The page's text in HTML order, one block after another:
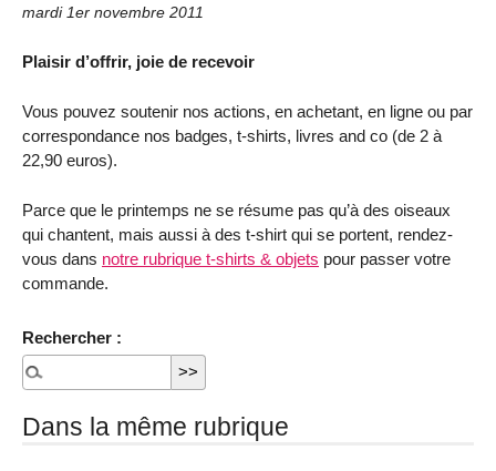
mardi 1er novembre 2011
Plaisir d’offrir, joie de recevoir
Vous pouvez soutenir nos actions, en achetant, en ligne ou par
correspondance nos badges, t-shirts, livres and co (de 2 à
22,90 euros).
Parce que le printemps ne se résume pas qu’à des oiseaux
qui chantent, mais aussi à des t-shirt qui se portent, rendez-
vous dans notre rubrique t-shirts & objets pour passer votre
commande.
Rechercher :
Dans la même rubrique